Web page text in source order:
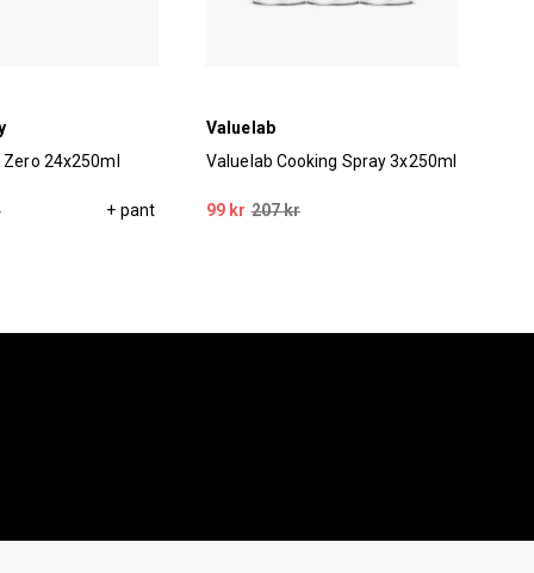
24x250ml
+ pant
Valuelab
Valuelab Cooking Spray 3x250ml
99 kr 207 kr